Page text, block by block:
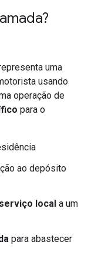
uma
usando
operação de
para o
ao depósito
serviço local a um
para abastecer